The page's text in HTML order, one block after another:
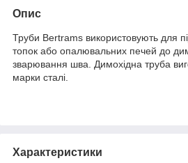
Опис
Труби Bertrams використовують для
топок або опалювальних печей до
зварювання шва. Димохідна труба
марки сталі.
Характеристики